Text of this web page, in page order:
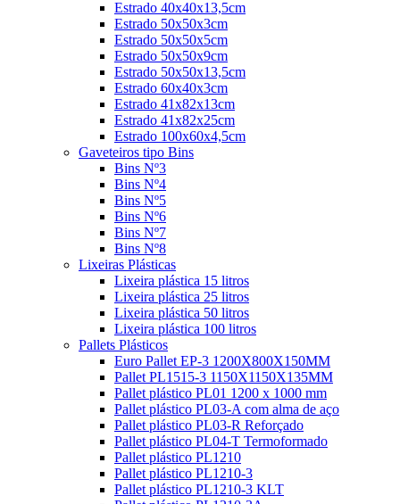
Estrado 40x40x13,5cm
Estrado 50x50x3cm
Estrado 50x50x5cm
Estrado 50x50x9cm
Estrado 50x50x13,5cm
Estrado 60x40x3cm
Estrado 41x82x13cm
Estrado 41x82x25cm
Estrado 100x60x4,5cm
Gaveteiros tipo Bins
Bins Nº3
Bins Nº4
Bins Nº5
Bins Nº6
Bins Nº7
Bins Nº8
Lixeiras Plásticas
Lixeira plástica 15 litros
Lixeira plástica 25 litros
Lixeira plástica 50 litros
Lixeira plástica 100 litros
Pallets Plásticos
Euro Pallet EP-3 1200X800X150MM
Pallet PL1515-3 1150X1150X135MM
Pallet plástico PL01 1200 x 1000 mm
Pallet plástico PL03-A com alma de aço
Pallet plástico PL03-R Reforçado
Pallet plástico PL04-T Termoformado
Pallet plástico PL1210
Pallet plástico PL1210-3
Pallet plástico PL1210-3 KLT